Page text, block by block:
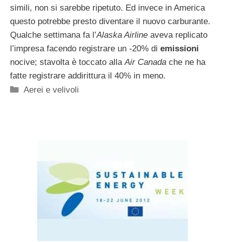
simili, non si sarebbe ripetuto. Ed invece in America
questo potrebbe presto diventare il nuovo carburante.
Qualche settimana fa l’Alaska Airline aveva replicato
l’impresa facendo registrare un -20% di emissioni
nocive; stavolta è toccato allaAir Canada che ne ha
fatte registrare addirittura il 40% in meno.
Categorie
Aerei e velivoli